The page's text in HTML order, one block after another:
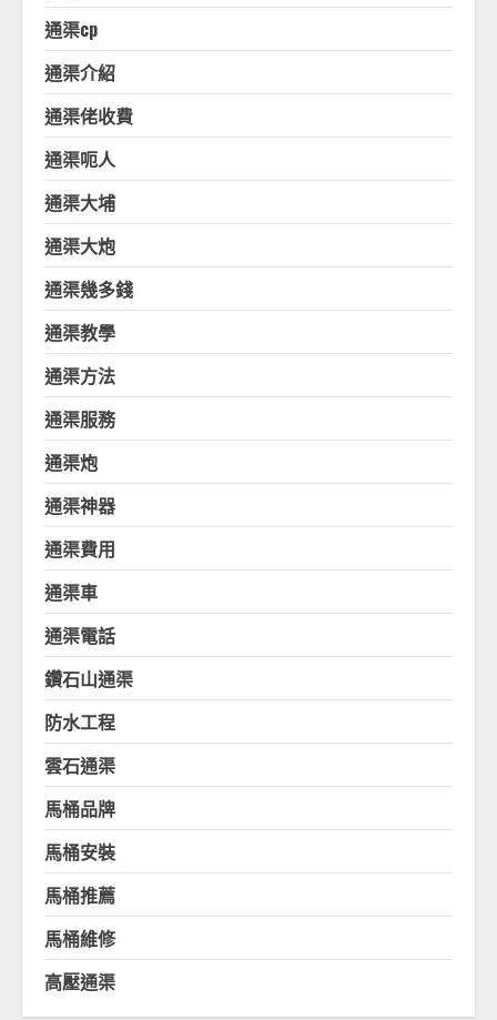
通渠cp
通渠介紹
通渠佬收費
通渠呃人
通渠大埔
通渠大炮
通渠幾多錢
通渠教學
通渠方法
通渠服務
通渠炮
通渠神器
通渠費用
通渠車
通渠電話
鑽石山通渠
防水工程
雲石通渠
馬桶品牌
馬桶安裝
馬桶推薦
馬桶維修
高壓通渠